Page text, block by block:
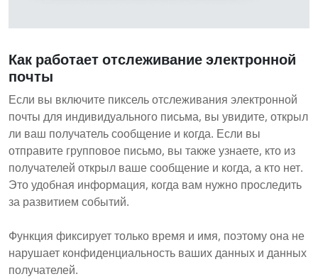
Как работает отслеживание электронной
почты
Если вы включите пиксель отслеживания электронной
почты для индивидуального письма, вы увидите, открыл
ли ваш получатель сообщение и когда. Если вы
отправите групповое письмо, вы также узнаете, кто из
получателей открыл ваше сообщение и когда, а кто нет.
Это удобная информация, когда вам нужно проследить
за развитием событий.
Функция фиксирует только время и имя, поэтому она не
нарушает конфиденциальность ваших данных и данных
получателей.